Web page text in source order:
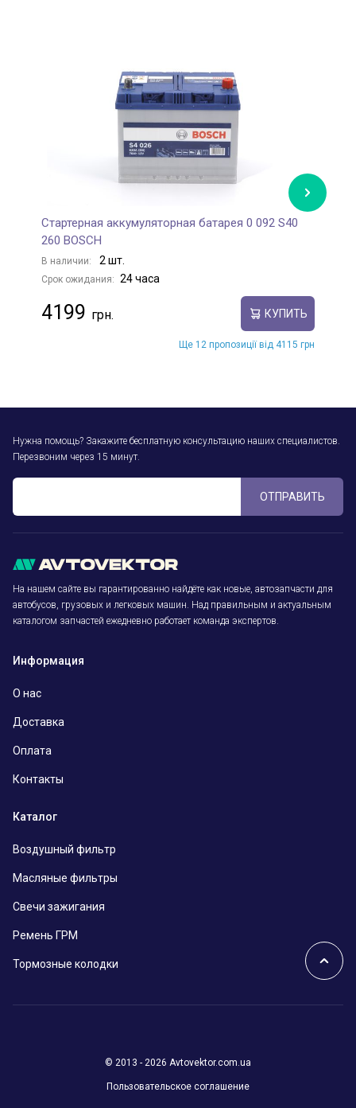
Стартерная аккумуляторная батарея 0 092 S40
260 BOSCH
В наличии: 2 шт.
Срок ожидания: 24 часа
4199 КУПИТЬ
Ще 12 пропозиції від 4115 грн
Нужна помощь? Закажите бесплатную консультацию наших специалистов.
Перезвоним через 15 минут.
ОТПРАВИТЬ
На нашем сайте вы гарантированно найдёте как новые, автозапчасти для
автобусов, грузовых и легковых машин. Над правильным и актуальным
каталогом запчастей ежедневно работает команда экспертов.
Информация
О нас
Доставка
Оплата
Контакты
Каталог
Воздушный фильтр
Масляные фильтры
Свечи зажигания
Ремень ГРМ
Тормозные колодки
© 2013 - 2026 Avtovektor.com.ua
Пользовательское соглашение